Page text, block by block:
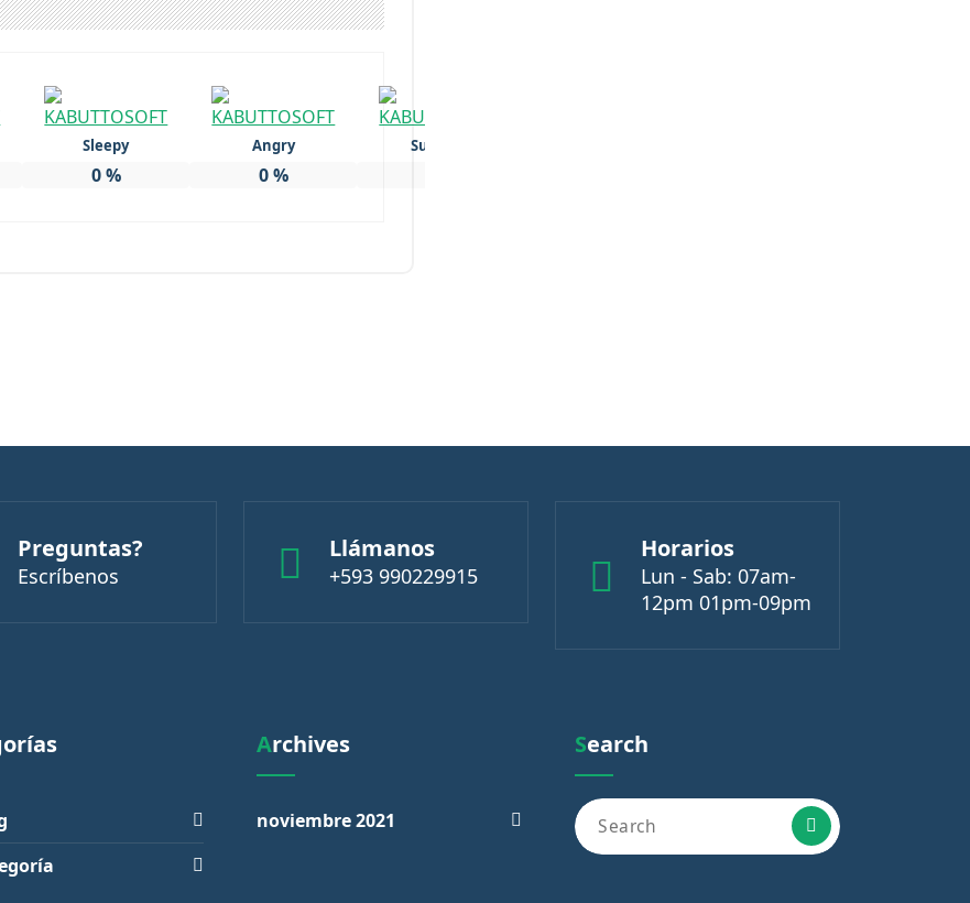
Sleepy
0%
Angry
0%
Surprise
Preguntas?
Escríbenos
Llámanos
+593 990229915
Horarios
Lun - Sab: 07am-
12pm 01pm-09pm
Archives
noviembre 2021
Search